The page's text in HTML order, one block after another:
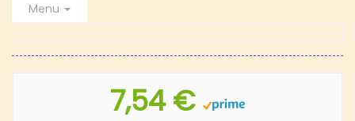
Menu
7,54 €